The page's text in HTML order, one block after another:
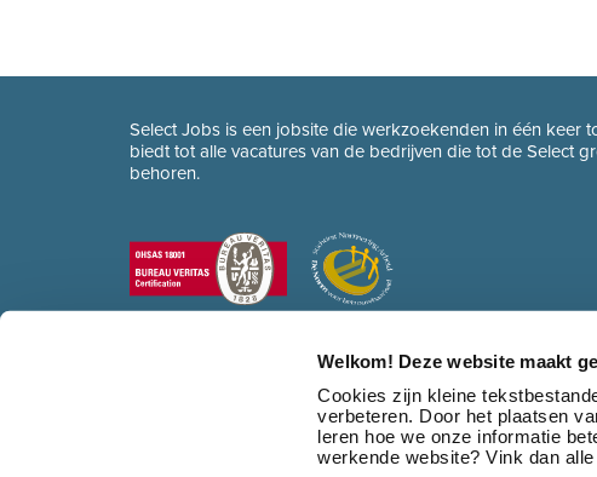
Welkom! Deze website maakt
Cookies zijn kleine
verbeteren. Door het plaatsen
leren hoe we onze informatie
werkende website? Vink dan
Select Jobs is een jobsite die werkzoekenden in één keer
biedt tot alle vacatures van de bedrijven die tot de Select
behoren.